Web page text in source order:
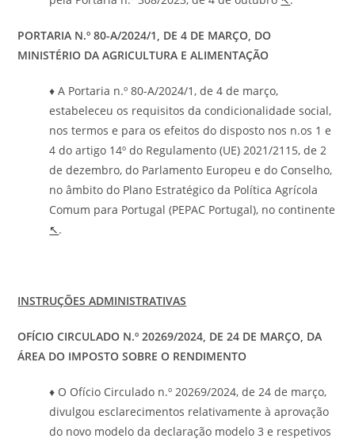
PORTARIA N.º 80-A/2024/1, DE 4 DE MARÇO, DO
MINISTÉRIO DA AGRICULTURA E ALIMENTAÇÃO
♦ A Portaria n.º 80-A/2024/1, de 4 de março,
estabeleceu os requisitos da condicionalidade social,
nos termos e para os efeitos do disposto nos n.os 1 e
4 do artigo 14º do Regulamento (UE) 2021/2115, de 2
de dezembro, do Parlamento Europeu e do Conselho,
no âmbito do Plano Estratégico da Política Agrícola
Comum para Portugal (PEPAC Portugal), no continente
↖.
INSTRUÇÕES ADMINISTRATIVAS
OFÍCIO CIRCULADO N.º 20269/2024, DE 24 DE MARÇO, DA
ÁREA DO IMPOSTO SOBRE O RENDIMENTO
♦ O Ofício Circulado n.º 20269/2024, de 24 de março,
divulgou esclarecimentos relativamente à aprovação
do novo modelo da declaração modelo 3 e respetivos